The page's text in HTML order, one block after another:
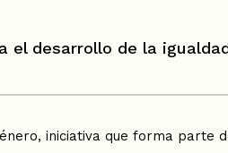
desarrollo de la
iniciativa que forma parte